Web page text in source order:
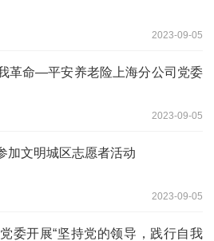
2023-09-05
革命—平安养老险上海分公司党委
2023-09-05
加文明城区志愿者活动
2023-09-05
委开展“坚持党的领导，践行自我